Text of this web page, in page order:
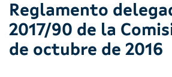
Reglamento
2017/90 de la
de octubre de 2016